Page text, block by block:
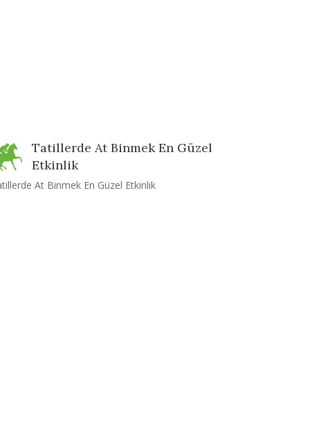
Tatillerde At Binmek En Güzel
Etkinlik
At Binmek En Güzel Etkinlik